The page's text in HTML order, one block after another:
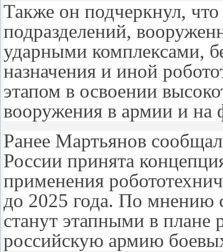
Также он подчеркнул,
подразделений,
ударными комплексами,
назначения и иной
этапом в освоении
вооружения в армии и на
Ранее Мартьянов
России принята
применения
до 2025 года. По мнению
станут этапными в плане
российскую армию